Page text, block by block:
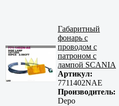
Габаритный
фонарь с
проводом с
патроном с
лампой SCANIA
Артикул:
7711402NAE
Производитель:
Depo